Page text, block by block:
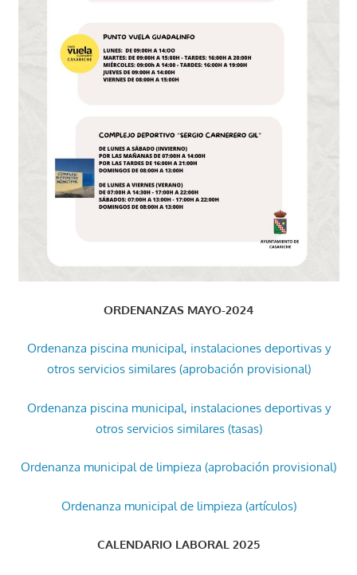
ORDENANZAS MAYO-2024
Ordenanza piscina municipal, instalaciones deportivas y
otros servicios similares (aprobación provisional)
Ordenanza piscina municipal, instalaciones deportivas y
otros servicios similares (tasas)
Ordenanza municipal de limpieza (aprobación provisional)
Ordenanza municipal de limpieza (artículos)
CALENDARIO LABORAL 2025